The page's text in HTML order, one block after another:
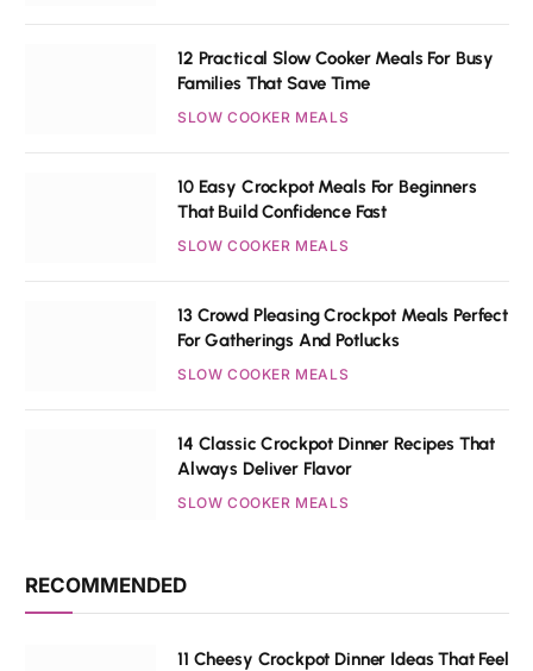
12 Practical Slow Cooker Meals For Busy
Families That Save Time
SLOW COOKER MEALS
10 Easy Crockpot Meals For Beginners
That Build Confidence Fast
SLOW COOKER MEALS
13 Crowd Pleasing Crockpot Meals Perfect
For Gatherings And Potlucks
SLOW COOKER MEALS
14 Classic Crockpot Dinner Recipes That
Always Deliver Flavor
SLOW COOKER MEALS
RECOMMENDED
11 Cheesy Crockpot Dinner Ideas That Feel